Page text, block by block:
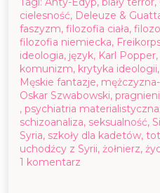
cielesność, Deleuze &
faszyzm, filozofia ciała,
filozofia niemiecka,
ideologia, język, Karl Popper,
komunizm, krytyka ideologii,
Męskie fantazje,
Oskar Szwabowski,
, psychiatria materialistyczna
schizoanaliza, seksualność,
Syria, szkoły dla kadetów,
uchodźcy z Syrii, żołnierz,
1 komentarz